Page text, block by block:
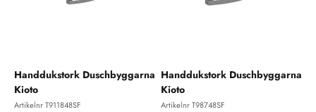
Handdukstork Duschbyggarna
Kioto
Artikelnr T911848SF
Handdukstork Duschbyggarna
Kioto
Artikelnr T98748SF